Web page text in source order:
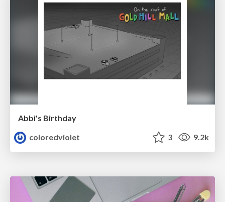
Abbi's Birthday
coloredviolet
3 9.2k